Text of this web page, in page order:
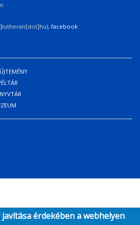
, facebook
érdekében a webhelyen